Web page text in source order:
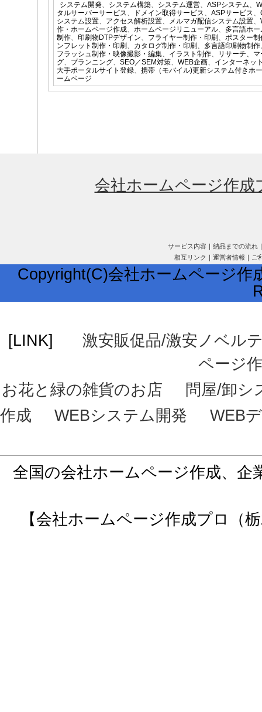
システム開発、 システム構築、 システム運営、 ASPシステム、
タルサーバーサービス、 ドメイン取得サービス、 ASPサービス、
システム設置、 アクセス解析設置、 メルマガ配信システム設置、
作・ホームページ作成、 ホームページリニューアル、 多言語ホ
制作、 印刷物DTPデザイン、 フライヤー制作・印刷 、 ポスター制
ンフレット制作・印刷 、 カタログ制作・印刷 、 多言語印刷物制作
フラッシュ制作・映像撮影・編集、 イラスト制作、
リサーチ、
グ、 プランニング、 SEO／SEM対策、 WEB企画、 インターネッ
大手ポータルサイト登録、 携帯（モバイル)更新システム付きホ
ームページ
会社ホームページ作成
サービス内容｜ 納品までの流れ
相互リンク ｜ 運営者情報 ｜ ご
Copyright(C)会社ホームページ
[LINK]
激安販促品/激安ノベル
ページ
お花と緑の雑貨のお店
問屋/卸シ
作成
WEBシステム開発 WEB
全国の会社ホームページ作成、企
【会社ホームページ作成プロ（